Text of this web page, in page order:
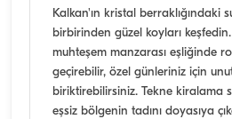
Kalkan'ın kristal berraklığındaki
birbirinden güzel koyları keşfedin.
muhteşem manzarası eşliğinde
geçirebilir, özel günleriniz için
biriktirebilirsiniz. Tekne kiralama
eşsiz bölgenin tadını doyasıya